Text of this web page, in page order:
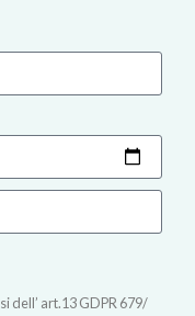
dell’ art.13 GDPR 679/